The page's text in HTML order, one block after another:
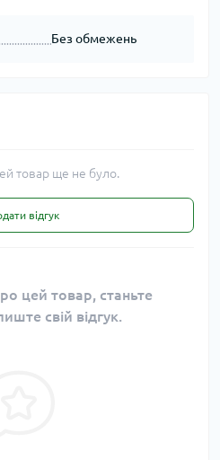
Без обмежень
товар ще не було.
відгук
цей товар, станьте
свій відгук.